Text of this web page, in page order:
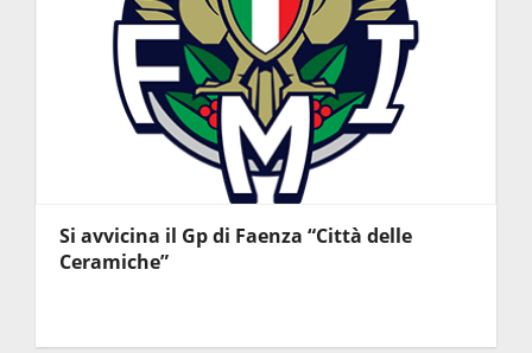
Si avvicina il Gp di Faenza “Città delle
Ceramiche”